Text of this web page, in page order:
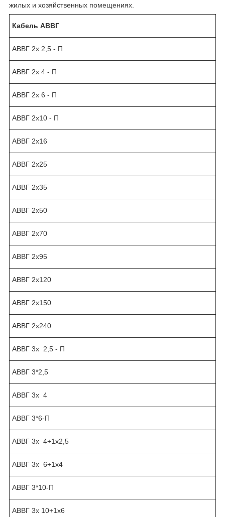
жилых и хозяйственных помещениях.
Кабель АВВГ
АВВГ 2х 2,5 - П
АВВГ 2х 4 - П
АВВГ 2х 6 - П
АВВГ 2х10 - П
АВВГ 2х16
АВВГ 2х25
АВВГ 2х35
АВВГ 2х50
АВВГ 2х70
АВВГ 2х95
АВВГ 2х120
АВВГ 2х150
АВВГ 2х240
АВВГ 3х 2,5 - П
АВВГ 3*2,5
АВВГ 3х 4
АВВГ 3*6-П
АВВГ 3х 4+1х2,5
АВВГ 3х 6+1х4
АВВГ 3*10-П
АВВГ 3х 10+1х6